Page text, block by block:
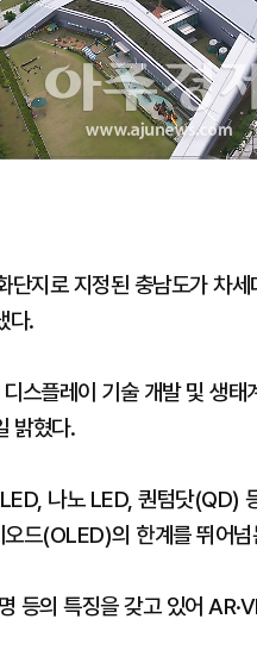
단지로 지정된 충남도가 차
다.
스플레이 기술 개발 및 생
밝혔다.
나노 LED, 퀀텀닷(QD)
드(OLED)의 한계를 뛰어
등의 특징을 갖고 있어